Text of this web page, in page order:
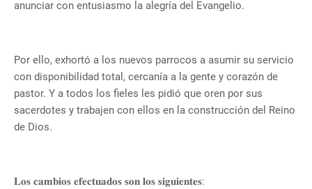
anunciar con entusiasmo la alegría del Evangelio.
Por ello, exhortó a los nuevos parrocos a asumir su servicio
con disponibilidad total, cercanía a la gente y corazón de
pastor. Y a todos los fieles les pidió que oren por sus
sacerdotes y trabajen con ellos en la construcción del Reino
de Dios.
𝐋𝐨𝐬 𝐜𝐚𝐦𝐛𝐢𝐨𝐬 𝐞𝐟𝐞𝐜𝐭𝐮𝐚𝐝𝐨𝐬 𝐬𝐨𝐧 𝐥𝐨𝐬 𝐬𝐢𝐠𝐮𝐢𝐞𝐧𝐭𝐞𝐬: